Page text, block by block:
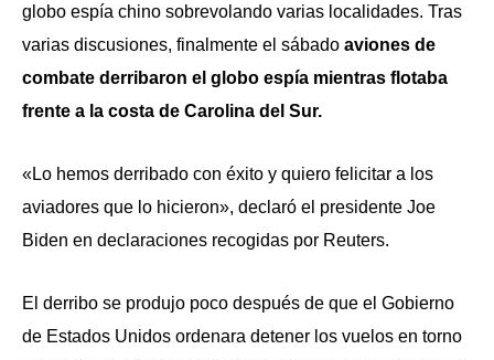
globo espía chino sobrevolando varias localidades. Tras
varias discusiones, finalmente el sábado aviones de
combate derribaron el globo espía mientras flotaba
frente a la costa de Carolina del Sur.
«Lo hemos derribado con éxito y quiero felicitar a los
aviadores que lo hicieron», declaró el presidente Joe
Biden en declaraciones recogidas por Reuters.
El derribo se produjo poco después de que el Gobierno
de Estados Unidos ordenara detener los vuelos en torno